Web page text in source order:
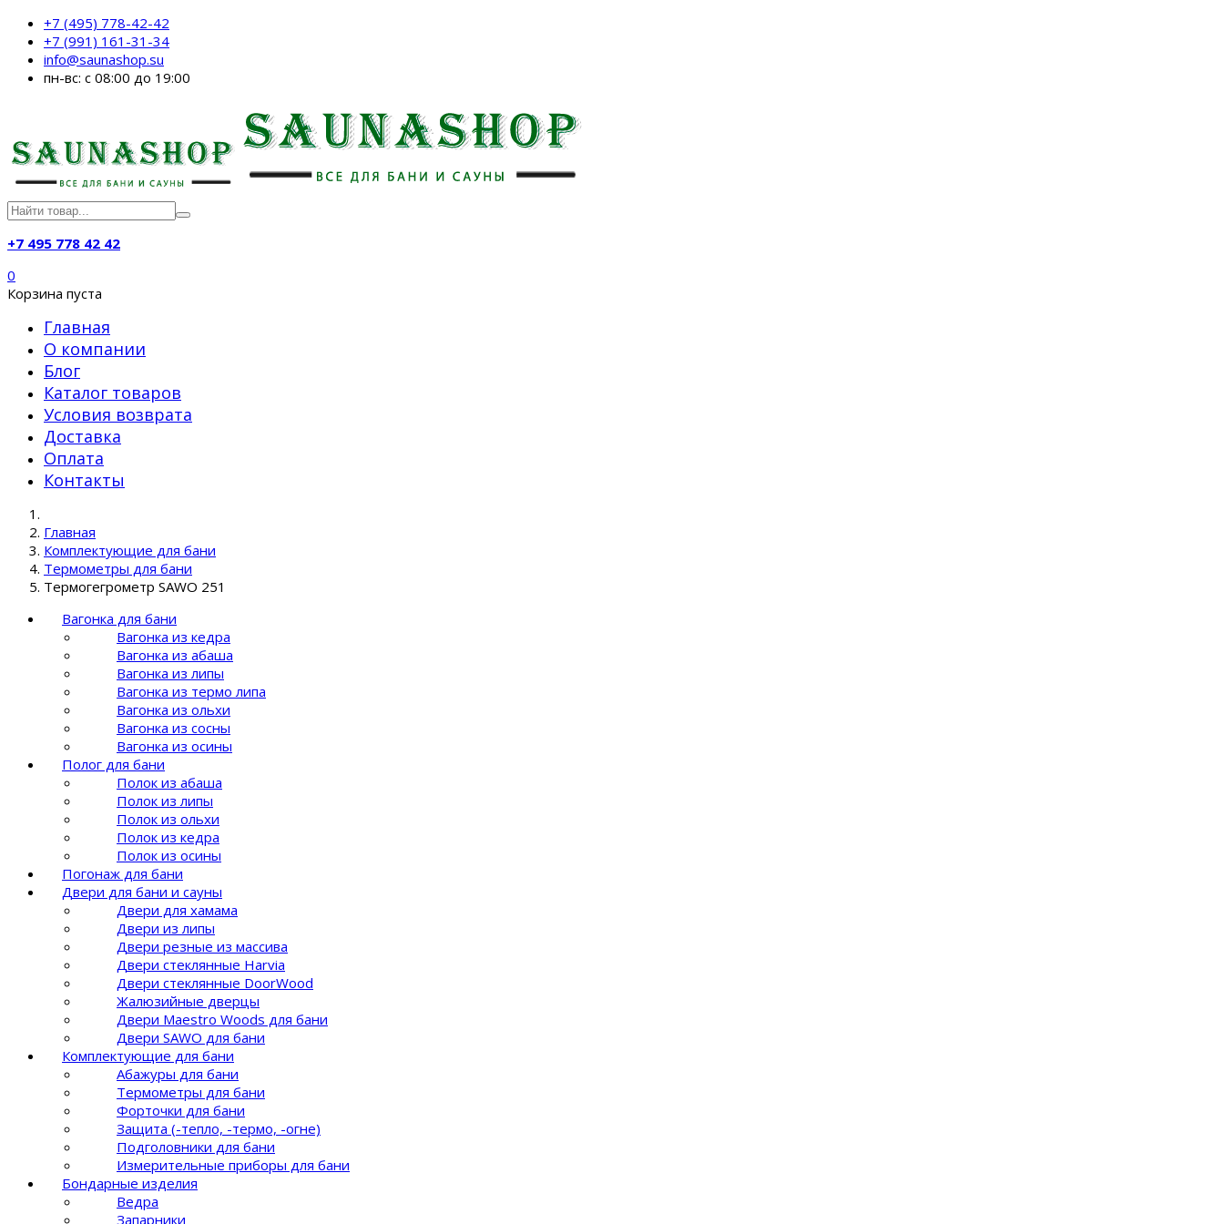
+7 (495) 778-42-42
+7 (991) 161-31-34
info@saunashop.su
пн-вс: с 08:00 до 19:00
+7 495 778 42 42
0
Корзина пуста
Главная
О компании
Блог
Каталог товаров
Условия возврата
Доставка
Оплата
Контакты
Главная
Комплектующие для бани
Термометры для бани
Термогегрометр SAWO 251
Вагонка для бани
Вагонка из кедра
Вагонка из абаша
Вагонка из липы
Вагонка из термо липа
Вагонка из ольхи
Вагонка из сосны
Вагонка из осины
Полог для бани
Полок из абаша
Полок из липы
Полок из ольхи
Полок из кедра
Полок из осины
Погонаж для бани
Двери для бани и сауны
Двери для хамама
Двери из липы
Двери резные из массива
Двери стеклянные Harvia
Двери стеклянные DoorWood
Жалюзийные дверцы
Двери Maestro Woods для бани
Двери SAWO для бани
Комплектующие для бани
Абажуры для бани
Термометры для бани
Форточки для бани
Защита (-тепло, -термо, -огне)
Подголовники для бани
Измерительные приборы для бани
Бондарные изделия
Ведра
Запарники